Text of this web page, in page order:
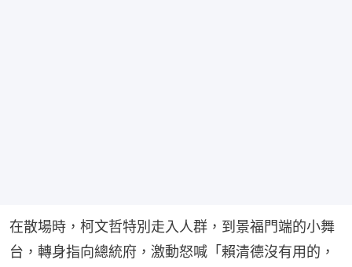
在散場時，柯文哲特別走入人群，到景福門端的小舞
台，轉身指向總統府，激動怒喊「賴清德沒有用的，